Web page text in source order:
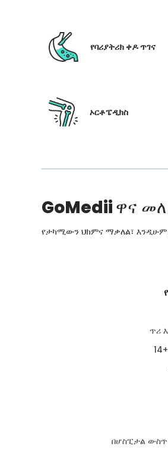
የባሪያትሪክ ቀዶ ጥገና
ኦርቶፔዲክስ
GoMediiዋና
የታካሚውን ህክምና ማቃለል፣ እንዲሁም
ጥሪ
በሆስፒታል